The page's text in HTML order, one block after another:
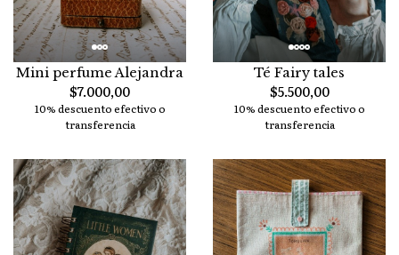
Mini perfume Alejandra
$7.000,00
10% descuento efectivo o
transferencia
Té Fairy tales
$5.500,00
10% descuento efectivo o
transferencia